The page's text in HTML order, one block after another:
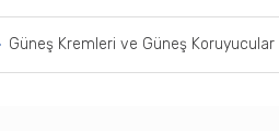
Güneş Kremleri ve Güneş Koruyucular